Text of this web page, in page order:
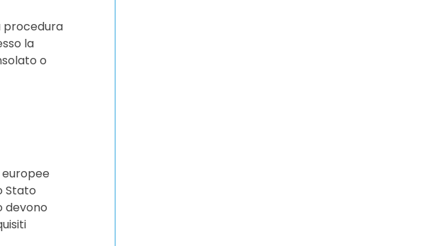
procedura
la
o
Stato
devono